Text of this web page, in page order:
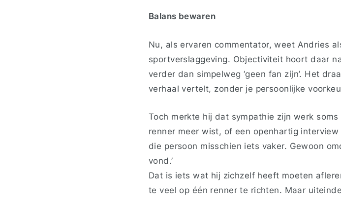
Balans bewaren
Nu, als ervaren commentator, weet Andries
sportverslaggeving. Objectiviteit hoort daar
verder dan simpelweg ‘geen fan zijn’. Het
verhaal vertelt, zonder je persoonlijke
Toch merkte hij dat sympathie zijn werk
renner meer wist, of een openhartig
die persoon misschien iets vaker. Gewoon
vond.’
Dat is iets wat hij zichzelf heeft moeten
te veel op één renner te richten. Maar